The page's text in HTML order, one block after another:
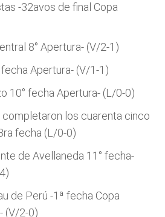
-32avos de final Copa
8° Apertura- (V/2-1)
Apertura- (V/1-1)
10° fecha Apertura- (L/0-0)
completaron los cuarenta cinco
fecha (L/0-0)
de Avellaneda 11° fecha-
de Perú -1ª fecha Copa
(V/2-0)